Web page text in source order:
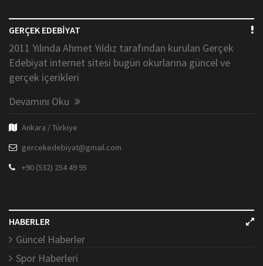
GERÇEK EDEBİYAT
2011 Yılında Ahmet Yıldız tarafından kurulan Gerçek
Edebiyat internet sitesi bugün okurlarına güncel ve
gerçek içerikleri
Devamını Oku
Ankara / Türkiye
gercekedebiyat@gmail.com
+90 (532) 254 49 95
HABERLER
Güncel Haberler
Spor Haberleri